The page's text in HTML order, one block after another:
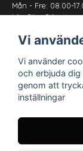
Mån - Fre: 08.00-
Lör-Sön: Stängt
Följ oss
Facebook
Instagram
Vi
Vi använder
och erbjuda
genom att
inställningar